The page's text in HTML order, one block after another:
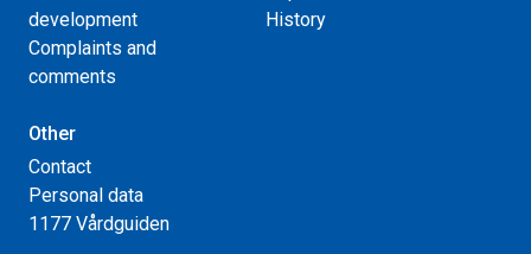
development
Complaints and
comments
History
Other
Contact
Personal data
1177 Vårdguiden